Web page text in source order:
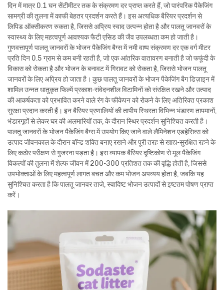
दिन में मात्र 0.1 घन सेंटीमीटर तक के संक्रमण दर प्राप्त करते हैं, जो पारंपरिक पैकेजिंग
सामग्री की तुलना में काफी बेहतर प्रदर्शन करते हैं। इस अत्यधिक बैरियर प्रदर्शन से
लिपिड ऑक्सीकरण रुकता है, जिससे अप्रिय स्वाद उत्पन्न होता है और पालतू जानवरों के
स्वास्थ्य के लिए महत्वपूर्ण आवश्यक फैटी एसिड की जैव उपलब्धता कम हो जाती है।
गुणवत्तापूर्ण पालतू जानवरों के भोजन पैकेजिंग बैग्स में नमी वाष्प संक्रमण दर एक वर्ग मीटर
प्रति दिन 0.5 ग्राम से कम बनी रहती है, जो एक आंतरिक वातावरण बनाती है जो फफूंदी के
विकास को रोकता है और भोजन के बनावट में गिरावट को रोकता है, जिससे भोजन पालतू
जानवरों के लिए अप्रिय हो जाता है। कुछ पालतू जानवरों के भोजन पैकेजिंग बैग डिज़ाइन में
शामिल उन्नत धातुकृत फिल्में प्रकाश-संवेदनशील विटामिनों को संरक्षित रखने और उत्पाद
की आकर्षकता को प्रभावित करने वाले रंग के फीकेपन को रोकने के लिए अतिरिक्त प्रकाश
सुरक्षा प्रदान करती हैं। इन बैरियर प्रणालियों की तापीय स्थिरता विभिन्न भंडारण तापमानों,
भंडारगृहों से लेकर घर की अलमारियों तक, के दौरान स्थिर प्रदर्शन सुनिश्चित करती है।
पालतू जानवरों के भोजन पैकेजिंग बैग्स में उपयोग किए जाने वाले लैमिनेशन एडहेसिव्स को
उत्पाद जीवनकाल के दौरान बॉन्ड शक्ति बनाए रखने और पूरी तरह से खाद्य-सुरक्षित रहने के
लिए कठोर परीक्षण से गुजरना पड़ता है। इस व्यापक बैरियर दृष्टिकोण से मूल पैकेजिंग
विकल्पों की तुलना में शेल्फ जीवन में 200-300 प्रतिशत तक की वृद्धि होती है, जिससे
उपभोक्ताओं के लिए महत्वपूर्ण लागत बचत और कम भोजन अपव्यय होता है, जबकि यह
सुनिश्चित करता है कि पालतू जानवर ताजे, स्वादिष्ट भोजन उत्पादों से इष्टतम पोषण प्राप्त
करें।